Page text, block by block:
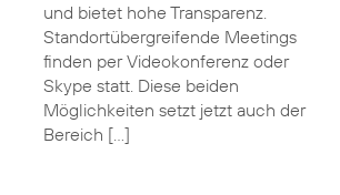
und bietet hohe Transparenz.
Standortübergreifende Meetings
finden per Videokonferenz oder
Skype statt. Diese beiden
Möglichkeiten setzt jetzt auch der
Bereich […]